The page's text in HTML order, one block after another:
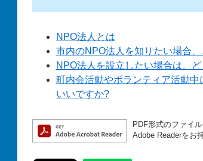
NPO法人とは
市内のNPO法人を知りたい場合
NPO法人を設立したい場合は、
町内会活動やボランティア活動
いいですか?
PDF形式のファイ
Adobe Readerをお